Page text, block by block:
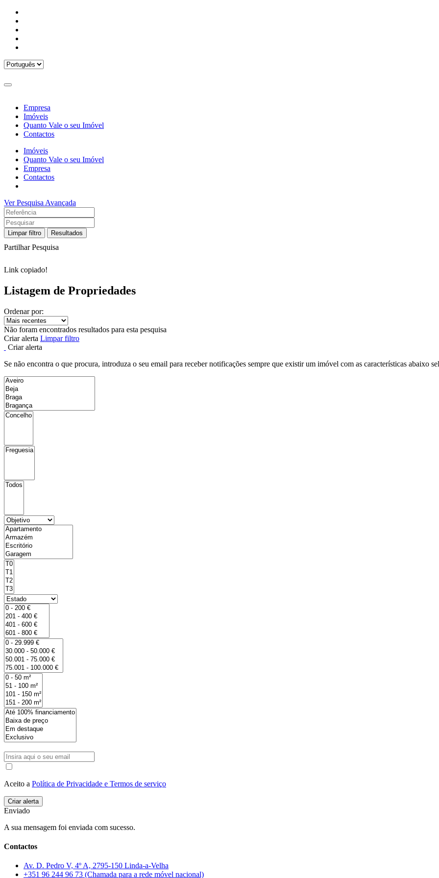
Empresa
Imóveis
Quanto Vale o seu Imóvel
Contactos
Imóveis
Quanto Vale o seu Imóvel
Empresa
Contactos
Ver Pesquisa Avançada
Limpar filtro Resultados
Partilhar Pesquisa
Link copiado!
Listagem de Propriedades
Ordenar por:
Não foram encontrados resultados para esta pesquisa
Criar alerta Limpar filtro
Criar alerta
Se não encontra o que procura, introduza o seu email para receber notificações sempre que existir um imóvel com as características abaixo
Aceito a Política de Privacidade e Termos de serviço
Enviado
A sua mensagem foi enviada com sucesso.
Contactos
Av. D. Pedro V, 4º A, 2795-150 Linda-a-Velha
+351 96 244 96 73 (Chamada para a rede móvel nacional)